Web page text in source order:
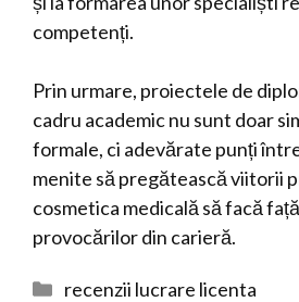
competenți.
Prin urmare, proiectele de
cadru academic nu sunt doar
formale, ci adevărate punți
menite să pregătească viitorii
cosmetica medicală să facă
provocărilor din carieră.
Categorii
recenzii lucrare licenta